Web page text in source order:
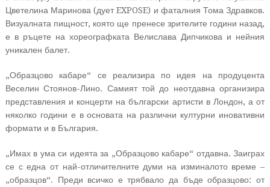
Цветелина Маринова (дует EXPOSE) и фаталния Тома Здравков.
Визуалната пищност, която ще пренесе зрителите години назад,
е в ръцете на хореографката Велислава Дипчикова и нейния
уникален балет.
„Образцово кабаре“ се реализира по идея на продуцента
Веселин Стоянов-Лино. Самият той до неотдавна организира
представления и концерти на български артисти в Лондон, а от
няколко години е в основата на различни културни иновативни
формати и в България.
„Имах в ума си идеята за „Образцово кабаре“ отдавна. Заиграх
се с една от най-отличителните думи на изминалото време –
„образцов“. Преди всичко е трябвало да бъде образцово: от